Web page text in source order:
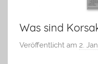
Was sind
Veröffentlicht am 2.